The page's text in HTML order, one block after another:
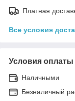
Платная
Все условия
Условия оплаты
Наличными
Безналичный